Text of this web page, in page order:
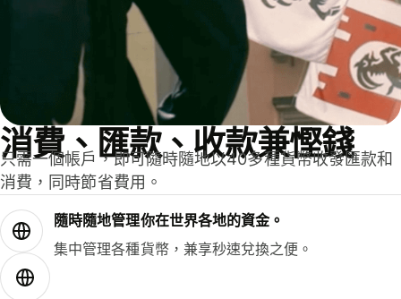
消費、匯款、收款兼慳錢
只需一個帳戶，即可隨時隨地以40多種貨幣收發匯款和
消費，同時節省費用。
隨時隨地管理你在世界各地的資金。
集中管理各種貨幣，兼享秒速兌換之便。